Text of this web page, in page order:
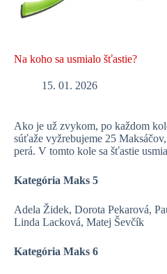
Na koho sa usmialo šťastie?
15. 01. 2026
Ako je už zvykom, po každom
súťaže vyžrebujeme 25
perá. V tomto kole sa šťastie
Kategória Maks 5
Adela Židek, Dorota Pekarová,
Linda Lacková, Matej Ševčík
Kategória Maks 6